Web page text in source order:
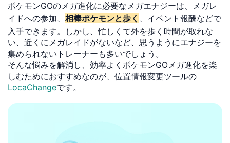
ポケモンGOのメガ進化に必要なメガエナジーは、メガレ
イドへの参加、 相棒ポケモンと歩く 、イベント報酬などで
入手できます。しかし、忙しくて外を歩く時間が取れな
い、近くにメガレイドがないなど、思うようにエナジーを
集められないトレーナーも多いでしょう。
そんな悩みを解消し、効率よくポケモンGOメガ進化を楽
しむためにおすすめなのが、位置情報変更ツールの
LocaChangeです。